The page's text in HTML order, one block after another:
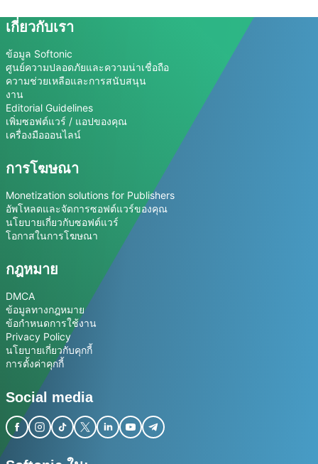
เกี่ยวกับเรา
ข้อมูล Softonic
ศูนย์ความปลอดภัยและความน่าเชื่อถือ
ความช่วยเหลือและการสนับสนุน
งาน
Editorial Guidelines
เพิ่มซอฟต์แวร์ / แอปของคุณ
เครื่องมือออนไลน์
การโฆษณา
Monetization solutions for Publishers
อัพโหลดและจัดการซอฟต์แวร์ของคุณ
นโยบายเกี่ยวกับซอฟต์แวร์
โอกาสในการโฆษณา
กฎหมาย
DMCA
ข้อมูลทางกฎหมาย
ข้อกำหนดการใช้งาน
Privacy Policy
นโยบายเกี่ยวกับคุกกี้
การตั้งค่าคุกกี้
Social media